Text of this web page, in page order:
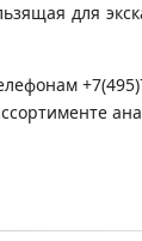
для